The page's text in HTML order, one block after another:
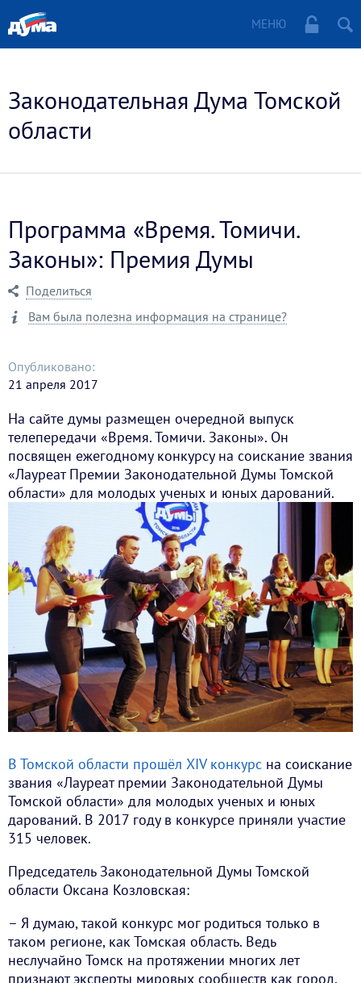
МЕНЮ
Законодательная Дума Томской
области
Программа «Время. Томичи.
Законы»: Премия Думы
Поделиться
Вам была полезна информация на странице?
Опубликовано:
21 апреля 2017
На сайте думы размещен очередной выпуск
телепередачи «Время. Томичи. Законы». Он
посвящен ежегодному конкурсу на соискание звания
«Лауреат Премии Законодательной Думы Томской
области» для молодых ученых и юных дарований.
В Томской области прошёл XIV конкурс на соискание
звания «Лауреат премии Законодательной Думы
Томской области» для молодых ученых и юных
дарований. В 2017 году в конкурсе приняли участие
315 человек.
Председатель Законодательной Думы Томской
области Оксана Козловская:
– Я думаю, такой конкурс мог родиться только в
таком регионе, как Томская область. Ведь
неслучайно Томск на протяжении многих лет
признают эксперты мировых сообществ как город,